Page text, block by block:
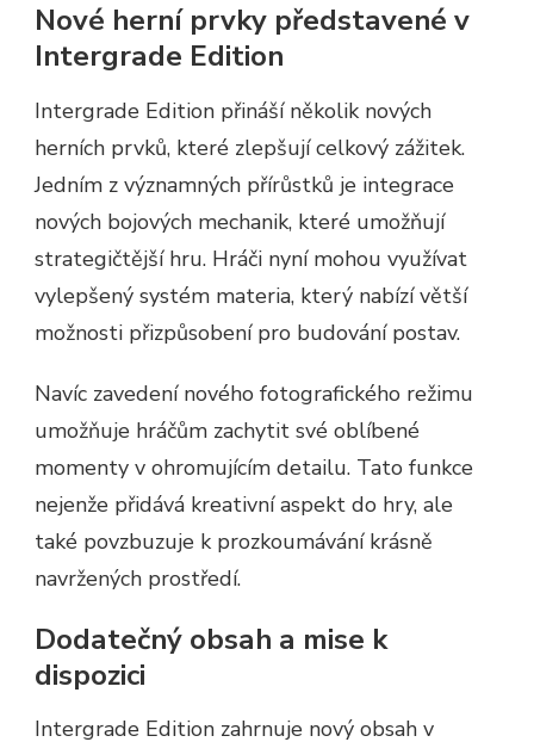
Nové herní prvky představené v
Intergrade Edition
Intergrade Edition přináší několik nových
herních prvků, které zlepšují celkový zážitek.
Jedním z významných přírůstků je integrace
nových bojových mechanik, které umožňují
strategičtější hru. Hráči nyní mohou využívat
vylepšený systém materia, který nabízí větší
možnosti přizpůsobení pro budování postav.
Navíc zavedení nového fotografického režimu
umožňuje hráčům zachytit své oblíbené
momenty v ohromujícím detailu. Tato funkce
nejenže přidává kreativní aspekt do hry, ale
také povzbuzuje k prozkoumávání krásně
navržených prostředí.
Dodatečný obsah a mise k
dispozici
Intergrade Edition zahrnuje nový obsah v